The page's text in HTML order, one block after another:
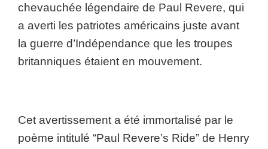
chevauchée légendaire de Paul Revere, qui
a averti les patriotes américains juste avant
la guerre d’Indépendance que les troupes
britanniques étaient en mouvement.
Cet avertissement a été immortalisé par le
poème intitulé “Paul Revere’s Ride” de Henry